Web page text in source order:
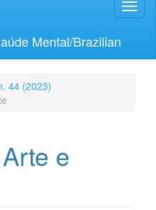
Mental/Brazilian
44 (2023)
e